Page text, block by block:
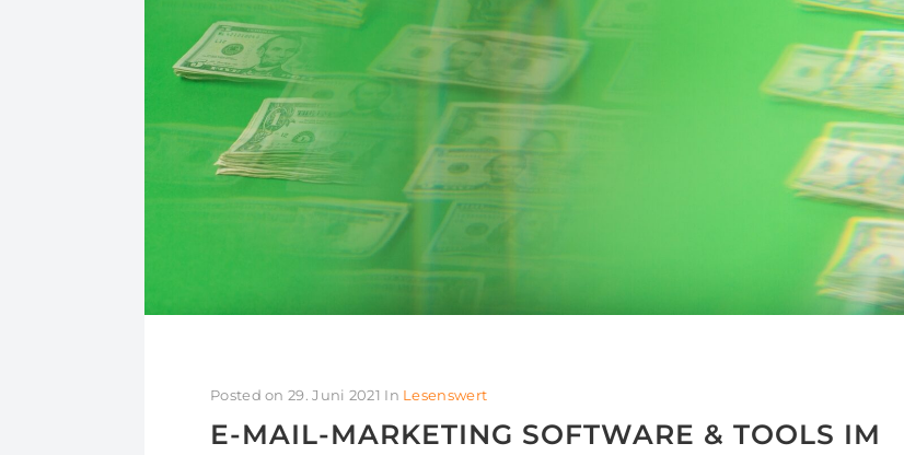
Posted on 29. Juni 2021 In Lesenswert
E-MAIL-MARKETING SOFTWARE & TOOLS IM